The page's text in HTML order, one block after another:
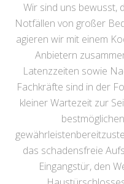
Wir sind uns bewusst,
Notfällen von großer
agieren wir mit einem
Anbietern
Latenzzeiten sowie
Fachkräfte sind in der
kleiner Wartezeit zur
das schadensfreie
Eingangstür, den